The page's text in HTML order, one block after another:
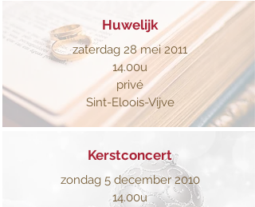
Huwelijk
zaterdag 28 mei 2011
14.00u
privé
Sint-Eloois-Vijve
Kerstconcert
zondag 5 december 2010
14.00u